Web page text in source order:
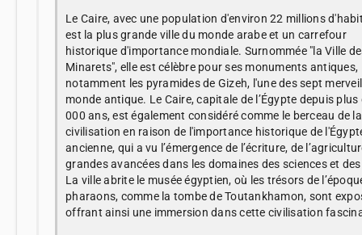
Le Caire, avec une population d'environ 22 millions
est la plus grande ville du monde arabe et un carrefour
historique d'importance mondiale. Surnommée "la Ville
Minarets", elle est célèbre pour ses monuments antiques,
notamment les pyramides de Gizeh, l'une des sept
monde antique. Le Caire, capitale de l’Égypte depuis plus
000 ans, est également considéré comme le berceau de la
civilisation en raison de l'importance historique de
ancienne, qui a vu l’émergence de l’écriture, de
grandes avancées dans les domaines des sciences et
La ville abrite le musée égyptien, où les trésors de
pharaons, comme la tombe de Toutankhamon, sont
offrant ainsi une immersion dans cette civilisation